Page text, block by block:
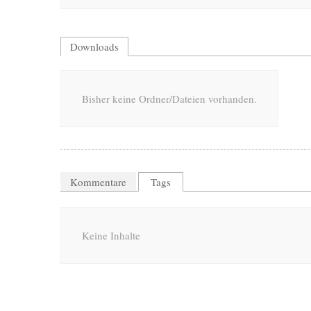
Downloads
Bisher keine Ordner/Dateien vorhanden.
Kommentare Tags
Keine Inhalte